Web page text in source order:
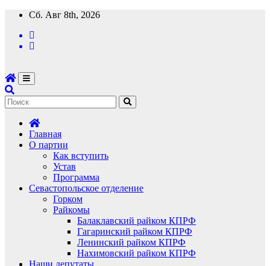
Перейти
содержимому
Сб. Авг 8th, 2026
Главная
О партии
Как вступить
Устав
Программа
Севастопольское отделение
Горком
Райкомы
Балаклавский райком КПРФ
Гагаринский райком КПРФ
Ленинский райком КПРФ
Нахимовский райком КПРФ
Наши депутаты